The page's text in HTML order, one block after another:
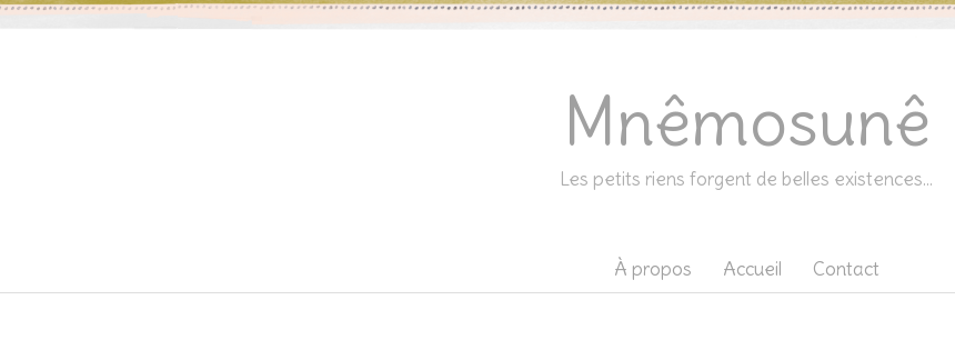
Mnêmosunê
Les petits riens forgent de belles existences…
À propos Accueil Contact